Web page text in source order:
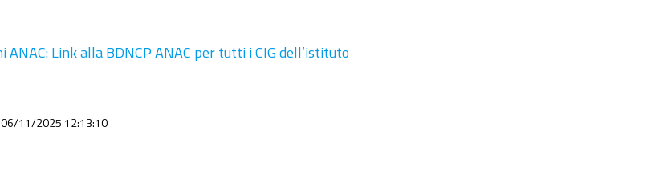
ANAC: Link alla BDNCP ANAC per tutti i CIG dell’istituto
06/11/2025 12:13:10